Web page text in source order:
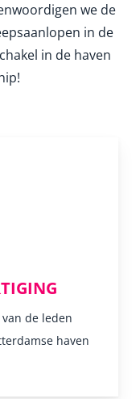
we de
in de
in de haven
de leden
haven